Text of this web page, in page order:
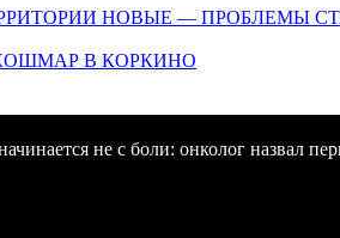
НОВЫЕ — ПРОБЛЕМЫ
В КОРКИНО
не с боли: онколог назвал